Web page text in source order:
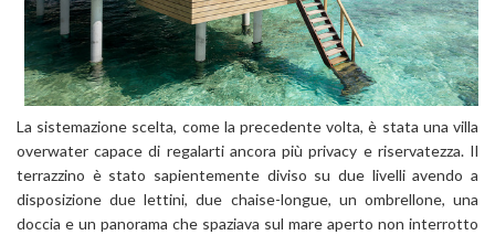
La sistemazione scelta, come la precedente volta, è stata una villa
overwater capace di regalarti ancora più privacy e riservatezza. Il
terrazzino è stato sapientemente diviso su due livelli avendo a
disposizione due lettini, due chaise-longue, un ombrellone, una
doccia e un panorama che spaziava sul mare aperto non interrotto